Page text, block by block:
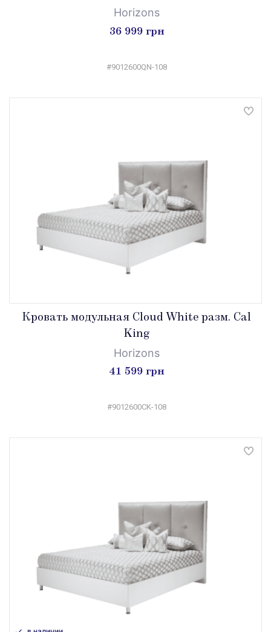
Horizons
36 999 грн
#9012600QN-108
Кровать модульная Cloud White разм. Cal
King
Horizons
41 599 грн
#9012600CK-108